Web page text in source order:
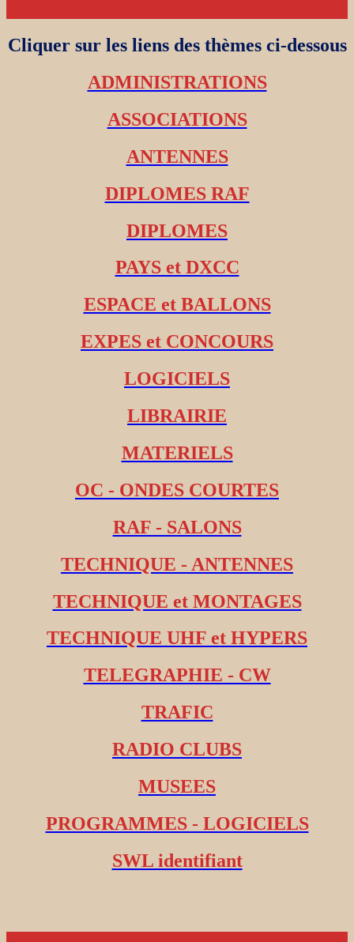
Cliquer sur les liens des thèmes ci-dessous
ADMINISTRATIONS
ASSOCIATIONS
ANTENNES
DIPLOMES RAF
DIPLOMES
PAYS et DXCC
ESPACE et BALLONS
EXPES et CONCOURS
LOGICIELS
LIBRAIRIE
MATERIELS
OC - ONDES COURTES
RAF - SALONS
TECHNIQUE - ANTENNES
TECHNIQUE et MONTAGES
TECHNIQUE UHF et HYPERS
TELEGRAPHIE - CW
TRAFIC
RADIO CLUBS
MUSEES
PROGRAMMES - LOGICIELS
SWL identifiant